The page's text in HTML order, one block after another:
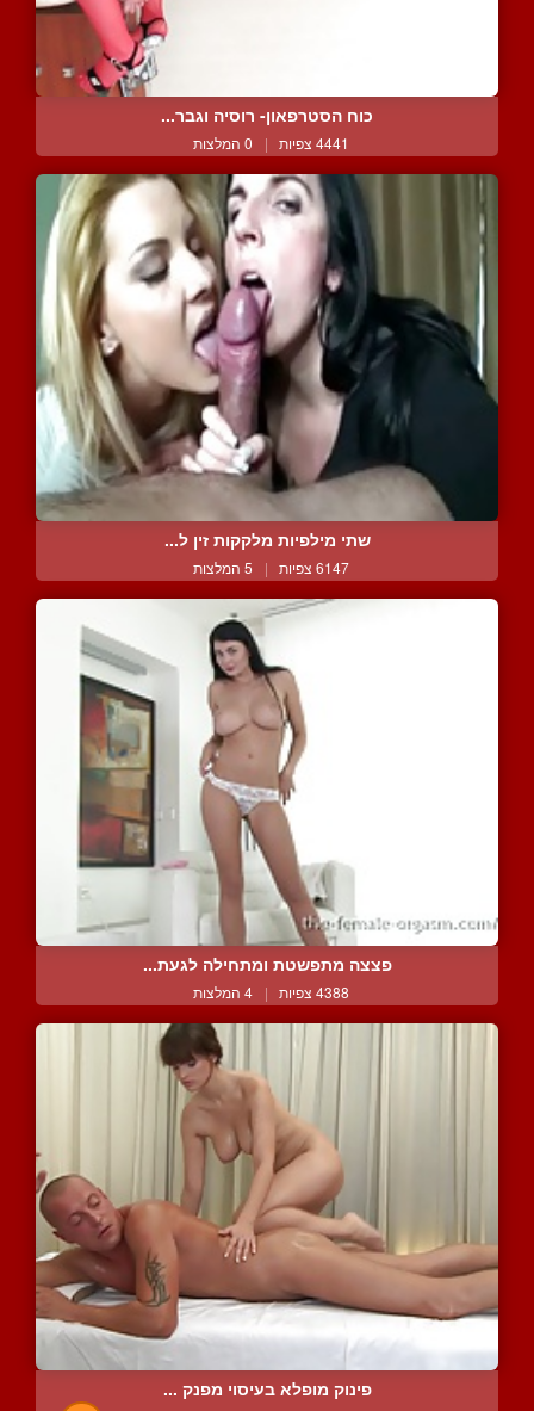
כוח הסטרפאון- רוסיה וגבר...
4441 צפיות | 0 המלצות
שתי מילפיות מלקקות זין ל...
6147 צפיות | 5 המלצות
פצצה מתפשטת ומתחילה לגעת...
4388 צפיות | 4 המלצות
פינוק מופלא בעיסוי מפנק ...